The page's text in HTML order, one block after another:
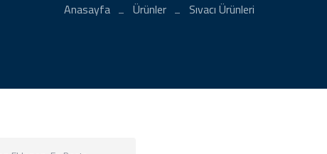
Anasayfa Ürünler Sıvacı Ürünleri